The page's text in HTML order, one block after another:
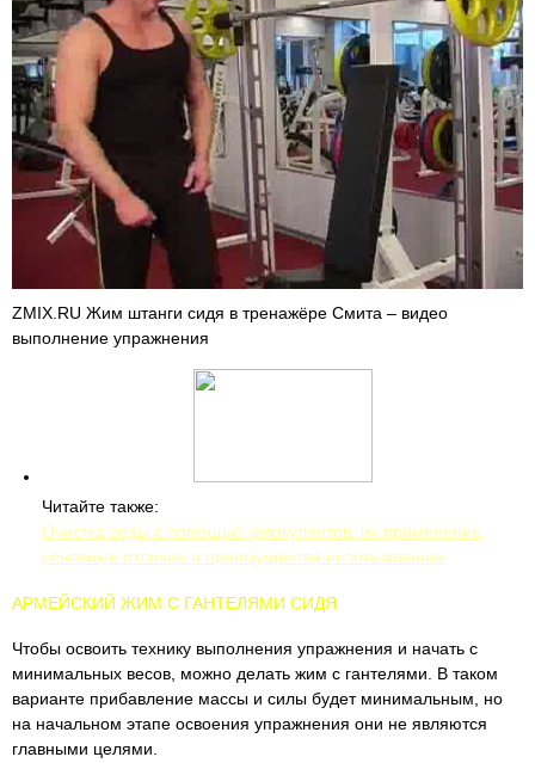
ZMIX.RU Жим штанги сидя в тренажёре Смита – видео
выполнение упражнения
Читайте также:
Очистка воды с помощью флокулянтов: их применение,
основные отличия и преимущества использования
АРМЕЙСКИЙ ЖИМ С ГАНТЕЛЯМИ СИДЯ
Чтобы освоить технику выполнения упражнения и начать с
минимальных весов, можно делать жим с гантелями. В таком
варианте прибавление массы и силы будет минимальным, но
на начальном этапе освоения упражнения они не являются
главными целями.